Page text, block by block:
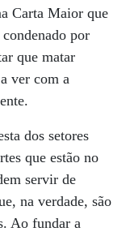
Carta Maior que
por
que matar
ver com a
dos setores
que estão no
servir de
na verdade, são
Ao fundar a